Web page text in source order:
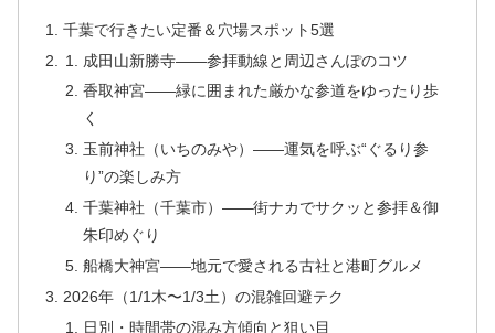
千葉で行きたい定番＆穴場スポット5選
成田山新勝寺――参拝動線と周辺さんぽのコツ
香取神宮――緑に囲まれた厳かな参道をゆったり歩
く
玉前神社（いちのみや）――運気を呼ぶ“ぐるり参
り”の楽しみ方
千葉神社（千葉市）――街ナカでサクッと参拝＆御
朱印めぐり
船橋大神宮――地元で愛される古社と港町グルメ
2026年（1/1木〜1/3土）の混雑回避テク
日別・時間帯の混み方傾向と狙い目